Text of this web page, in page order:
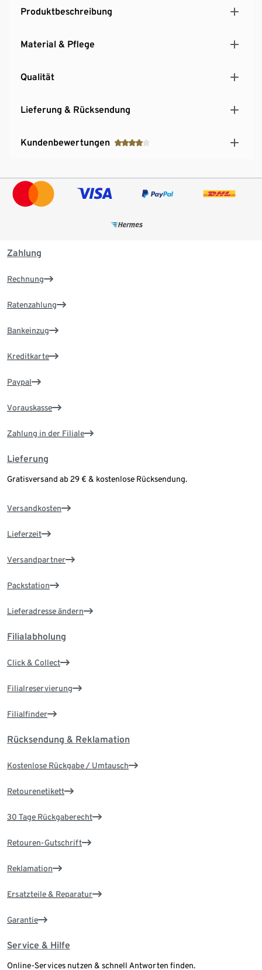
Produktbeschreibung
Material & Pflege
Qualität
Lieferung & Rücksendung
Kundenbewertungen
Zahlung
Rechnung
Ratenzahlung
Bankeinzug
Kreditkarte
Paypal
Vorauskasse
Zahlung in der Filiale
Lieferung
Gratisversand ab 29 € & kostenlose Rücksendung.
Versandkosten
Lieferzeit
Versandpartner
Packstation
Lieferadresse ändern
Filialabholung
Click & Collect
Filialreservierung
Filialfinder
Rücksendung & Reklamation
Kostenlose Rückgabe / Umtausch
Retourenetikett
30 Tage Rückgaberecht
Retouren-Gutschrift
Reklamation
Ersatzteile & Reparatur
Garantie
Service & Hilfe
Online-Services nutzen & schnell Antworten finden.